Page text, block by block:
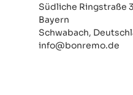
Südliche Ringstraße
Bayern
Schwabach,
info@bonremo.de